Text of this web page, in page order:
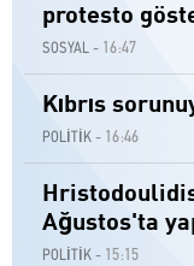
protesto
SOSYAL - 16:47
Kıbrıs
POLİTİK - 16:46
Ağustos'ta
POLİTİK - 15:15